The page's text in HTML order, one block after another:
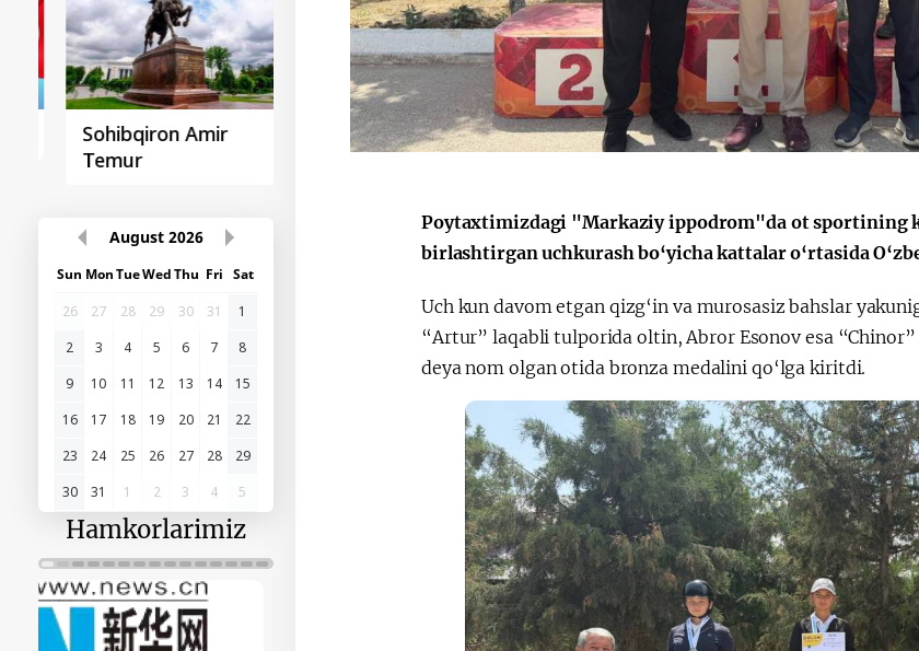
Sohibqiron Amir
Temur
O‘zbekiston va
Paragvay hamkorligi
Huquqiy targʻibot
Yaponiya
August 2026
Sun Mon TueWed Thu Fri Sat
26
27 28 29 30 31
1
2
3 4 5 6 7
8
9
10 11 12 13 14
15
16
17 18 19 20 21
22
23
24 25 26 27 28
29
30
31 1 2 3 4 5
Hamkorlarimiz
Poytaxtimizdagi "Markaziy ippodrom"da ot sportining
birlashtirgan uchkurash bo‘yicha kattalar o‘rtasida
Uch kun davom etgan qizg‘in va murosasiz bahslar
“Artur” laqabli tulporida oltin, Abror Esonov esa
deya nom olgan otida bronza medalini qo‘lga kiritdi.